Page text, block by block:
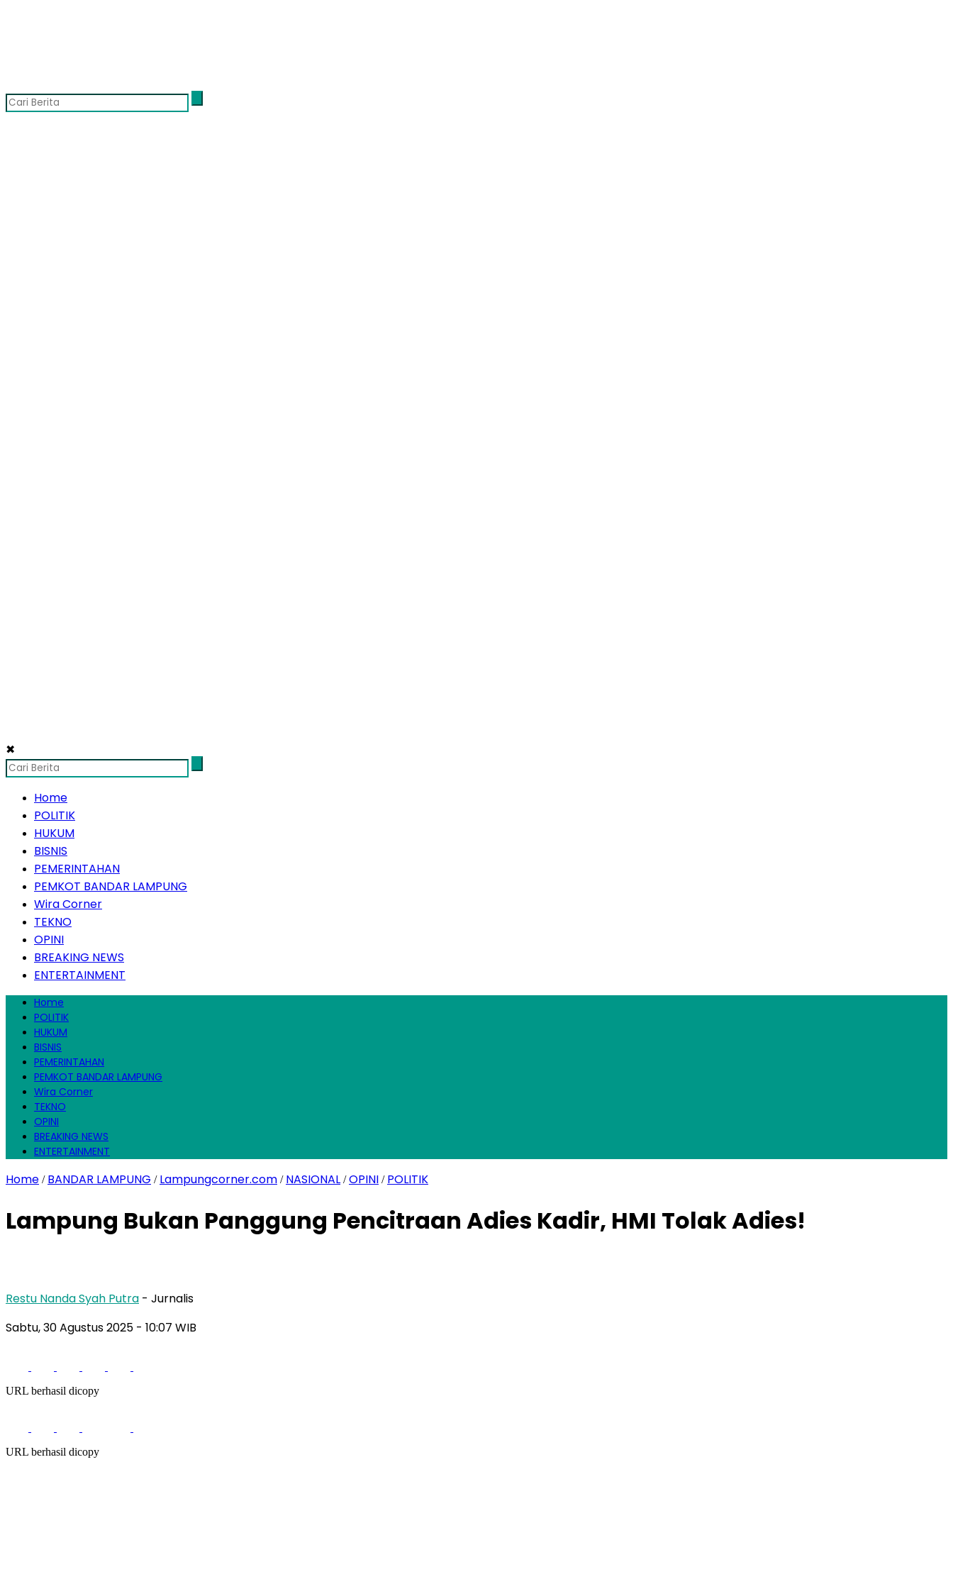
✖
Home
POLITIK
HUKUM
BISNIS
PEMERINTAHAN
PEMKOT BANDAR LAMPUNG
Wira Corner
TEKNO
OPINI
BREAKING NEWS
ENTERTAINMENT
Home
POLITIK
HUKUM
BISNIS
PEMERINTAHAN
PEMKOT BANDAR LAMPUNG
Wira Corner
TEKNO
OPINI
BREAKING NEWS
ENTERTAINMENT
Home / BANDAR LAMPUNG / Lampungcorner.com / NASIONAL /OPINI / POLITIK
Lampung Bukan Panggung Pencitraan Adies Kadir, HMI Tolak Adies!
Restu Nanda Syah Putra - Jurnalis
Sabtu, 30 Agustus 2025 - 10:07 WIB
URL berhasil dicopy
URL berhasil dicopy